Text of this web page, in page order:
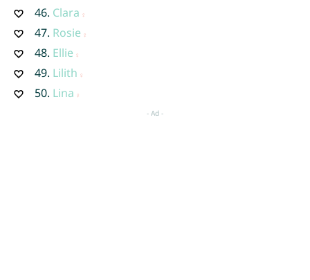
46. Clara
47. Rosie
48. Ellie
49. Lilith
50. Lina